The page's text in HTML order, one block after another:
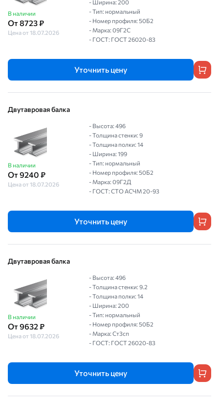
В наличии
От 8723 ₽
Цена от 18.07.2026
- Ширина: 200
- Тип: нормальный
- Номер профиля: 50Б2
- Марка: 09Г2С
- ГОСТ: ГОСТ 26020-83
Уточнить цену
Двутавровая балка
В наличии
От 9240 ₽
Цена от 18.07.2026
- Высота: 496
- Толщина стенки: 9
- Толщина полки: 14
- Ширина: 199
- Тип: нормальный
- Номер профиля: 50Б2
- Марка: 09Г2Д
- ГОСТ: СТО АСЧМ 20-93
Уточнить цену
Двутавровая балка
В наличии
От 9632 ₽
Цена от 18.07.2026
- Высота: 496
- Толщина стенки: 9.2
- Толщина полки: 14
- Ширина: 200
- Тип: нормальный
- Номер профиля: 50Б2
- Марка: Ст3сп
- ГОСТ: ГОСТ 26020-83
Уточнить цену